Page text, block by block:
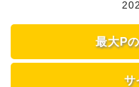
最大P
サ